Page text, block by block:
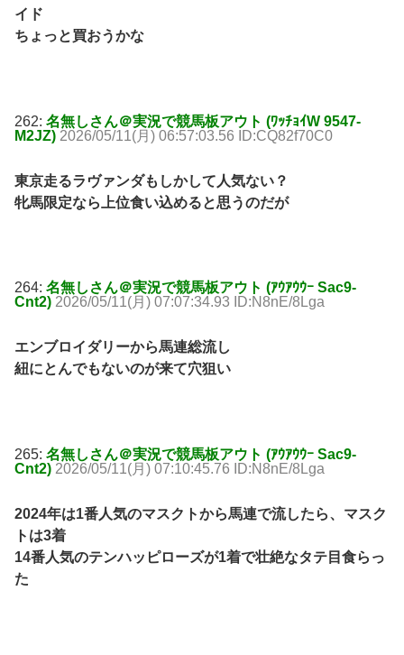
イド
ちょっと買おうかな
262: 名無しさん＠実況で競馬板アウト (ﾜｯﾁｮｲW 9547-
M2JZ) 2026/05/11(月) 06:57:03.56 ID:CQ82f70C0
東京走るラヴァンダもしかして人気ない？
牝馬限定なら上位食い込めると思うのだが
264: 名無しさん＠実況で競馬板アウト (ｱｳｱｳｳｰ Sac9-
Cnt2) 2026/05/11(月) 07:07:34.93 ID:N8nE/8Lga
エンブロイダリーから馬連総流し
紐にとんでもないのが来て穴狙い
265: 名無しさん＠実況で競馬板アウト (ｱｳｱｳｳｰ Sac9-
Cnt2) 2026/05/11(月) 07:10:45.76 ID:N8nE/8Lga
2024年は1番人気のマスクトから馬連で流したら、マスク
トは3着
14番人気のテンハッピローズが1着で壮絶なタテ目食らっ
た